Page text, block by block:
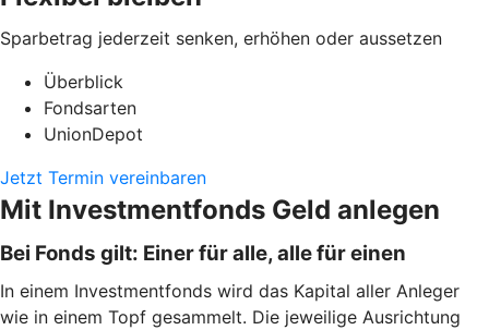
Sparbetrag jederzeit senken, erhöhen oder aussetzen
Überblick
Fondsarten
UnionDepot
Jetzt Termin vereinbaren
Mit Investmentfonds Geld anlegen
Bei Fonds gilt: Einer für alle, alle für einen
In einem Investmentfonds wird das Kapital aller Anleger
wie in einem Topf gesammelt. Die jeweilige Ausrichtung